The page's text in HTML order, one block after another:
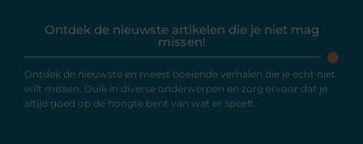
Ontdek de nieuwste artikelen die je niet mag
missen!
Ontdek de nieuwste en meest boeiende verhalen die je echt niet
wilt missen. Duik in diverse onderwerpen en zorg ervoor dat je
altijd goed op de hoogte bent van wat er speelt.